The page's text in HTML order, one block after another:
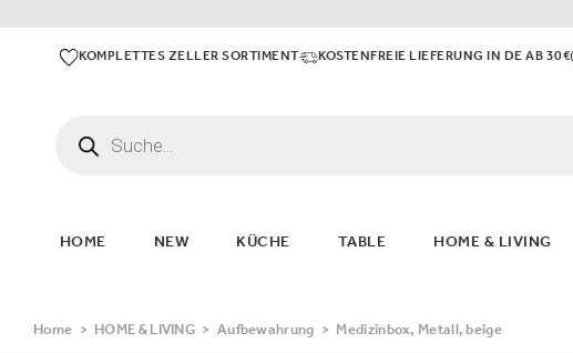
KOMPLETTES ZELLER SORTIMENT KOSTENFREIE LIEFERUNG IN DE AB 30€
HOME NEW KÜCHE TABLE HOME & LIVING
Home > HOME & LIVING > Aufbewahrung > Medizinbox, Metall, beige